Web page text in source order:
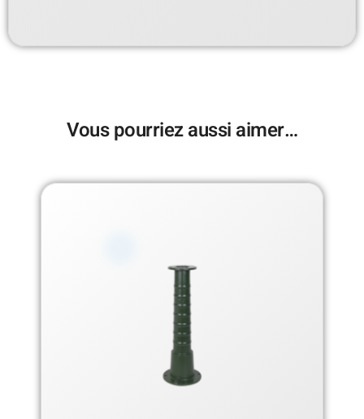
Vous pourriez aussi aimer…